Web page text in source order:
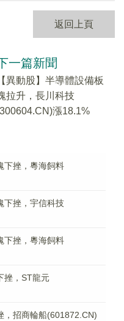
返回上頁
一篇新聞
【異動股】半導體設備板
拉升，長川科技
漲18.1%
下挫，粵海飼料
下挫，宇信科技
下挫，粵海飼料
挫，ST龍元
，招商輪船(601872.CN)